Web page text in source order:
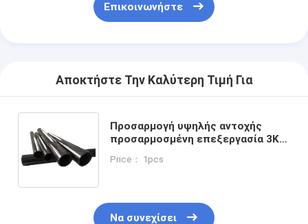
Επικοινωνήστε
Αποκτήστε Την Καλύτερη Τιμή Για
Προσαρμογή υψηλής αντοχής
προσαρμοσμένη επεξεργασία 3K
άνθρακα τηλεσκοπικός πόλος
Price： 1pcs
Να συνεχίσει